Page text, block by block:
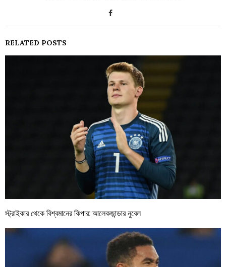
RELATED POSTS
স্ট্রাইকার থেকে বিশ্বমানের কিপার: আলেকজান্ডার নুবেল